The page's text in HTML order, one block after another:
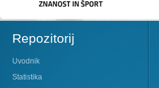
Repozitorij
Uvodnik
Statistika